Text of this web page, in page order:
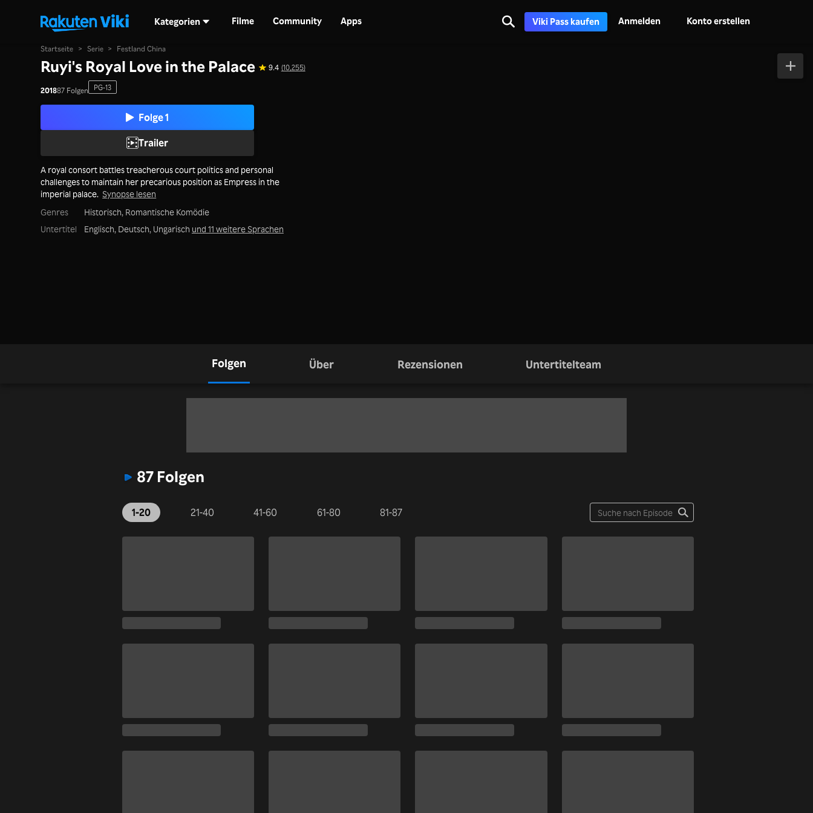
Kategorien Filme Community Apps Viki Pass kaufen Anmelden Konto erstellen
Startseite > Serie > Festland China
Ruyi's Royal Love in the Palace 9.4 (10,255)
201887 Folgen PG-13
Folge 1
Trailer
A royal consort battles treacherous court politics and personal
challenges to maintain her precarious position as Empress in the
imperial palace. Synopse lesen
Genres
Historisch, Romantische Komödie
Untertitel
Englisch, Deutsch, Ungarisch und 11 weitere Sprachen
Folgen Über Rezensionen Untertitelteam
87 Folgen
1-20 21-40 41-60 61-80 81-87